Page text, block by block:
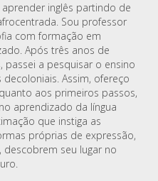
inglês partindo de
Sou professor
com formação em
Após três anos de
passei a pesquisar o ensino
Assim, ofereço
aos primeiros passos,
aprendizado da língua
que instiga as
próprias de expressão,
descobrem seu lugar no